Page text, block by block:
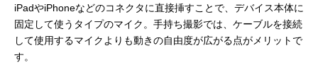
iPadやiPhoneなどのコネクタに直接挿すことで、デバイス本体に
固定して使うタイプのマイク。手持ち撮影では、ケーブルを接続
して使用するマイクよりも動きの自由度が広がる点がメリットで
す。